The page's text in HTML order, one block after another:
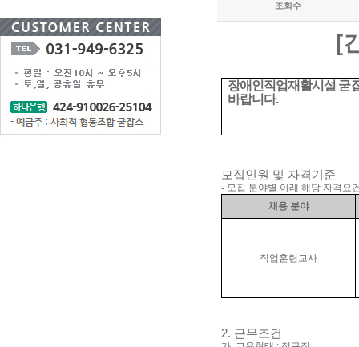
조회수
[
장애인직업재활시설 굳
바랍니다.
모집인원 및 자격기준
- 모집 분야별 아래 해당 자격요
채용 분야
직업훈련교사
2. 근무조건